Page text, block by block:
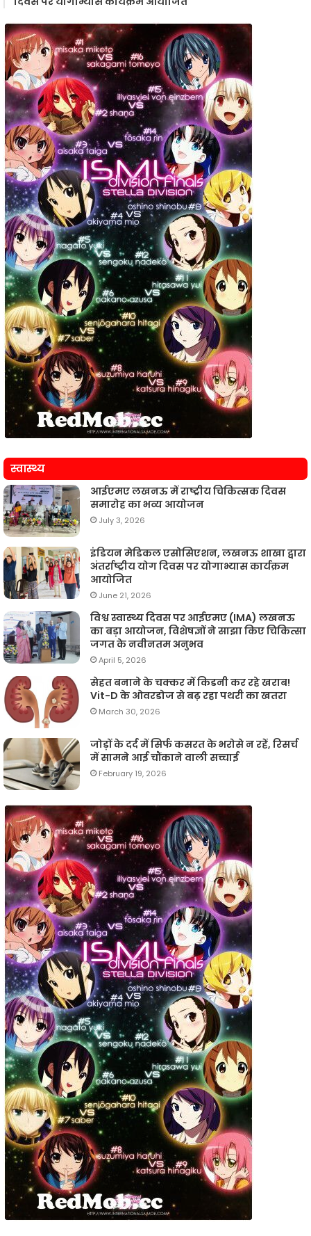
स्वास्थ्य
आईएमए लखनऊ में राष्ट्रीय चिकित्सक दिवस
समारोह का भव्य आयोजन
July 3, 2026
इंडियन मेडिकल एसोसिएशन, लखनऊ शाखा द्वारा
अंतर्राष्ट्रीय योग दिवस पर योगाभ्यास कार्यक्रम
आयोजित
June 21, 2026
विश्व स्वास्थ्य दिवस पर आईएमए (IMA) लखनऊ
का बड़ा आयोजन, विशेषज्ञों ने साझा किए चिकित्सा
जगत के नवीनतम अनुभव
April 5, 2026
सेहत बनाने के चक्कर में किडनी कर रहे खराब!
Vit-D के ओवरडोज से बढ़ रहा पथरी का खतरा
March 30, 2026
जोड़ों के दर्द में सिर्फ कसरत के भरोसे न रहें, रिसर्च
में सामने आई चौंकाने वाली सच्चाई
February 19, 2026